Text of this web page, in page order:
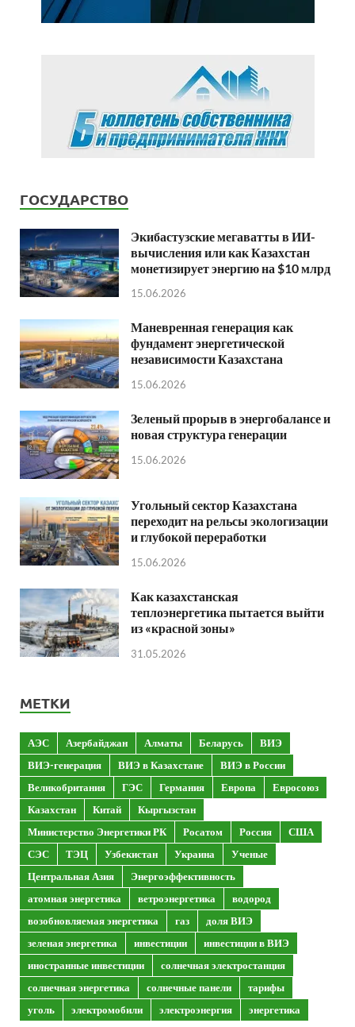
ГОСУДАРСТВО
Экибастузские мегаватты в ИИ-
вычисления или как Казахстан
монетизирует энергию на $10 млрд
15.06.2026
Маневренная генерация как
фундамент энергетической
независимости Казахстана
15.06.2026
Зеленый прорыв в энергобалансе и
новая структура генерации
15.06.2026
Угольный сектор Казахстана
переходит на рельсы экологизации
и глубокой переработки
15.06.2026
Как казахстанская
теплоэнергетика пытается выйти
из «красной зоны»
31.05.2026
МЕТКИ
АЭС Азербайджан Алматы Беларусь
ВИЭ
ВИЭ-генерация
ВИЭ в Казахстане
ВИЭ в России
Великобритания
ГЭС Германия Европа
Евросоюз
Казахстан
Китай
Кыргызстан
Министерство Энергетики РК
Росатом Россия
США
СЭС
ТЭЦ Узбекистан Украина
Ученые
Центральная Азия
Энергоэффективность
атомная энергетика
ветроэнергетика
водород
возобновляемая энергетика
газ
доля ВИЭ
зеленая энергетика
инвестиции
инвестиции в ВИЭ
иностранные инвестиции
солнечная электростанция
солнечная энергетика
солнечные панели
тарифы
уголь
электромобили электроэнергия энергетика